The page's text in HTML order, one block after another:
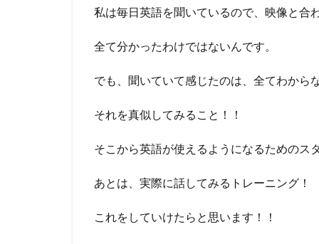
私は毎日英語を聞いているので、映像と合
全て分かったわけではないんです。
でも、聞いていて感じたのは、全てわから
それを真似してみること！！
そこから英語が使えるようになるためのス
あとは、実際に話してみるトレーニング！
これをしていけたらと思います！！